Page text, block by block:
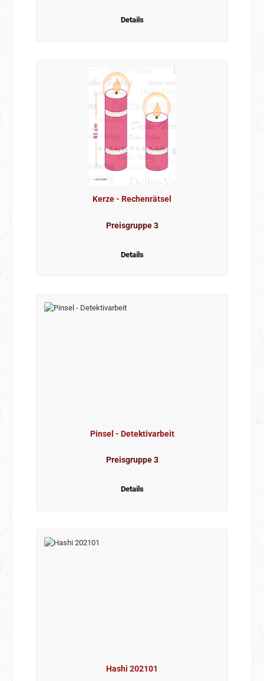
Details
Kerze - Rechenrätsel
Preisgruppe 3
Details
Pinsel - Detektivarbeit
Preisgruppe 3
Details
Hashi 202101